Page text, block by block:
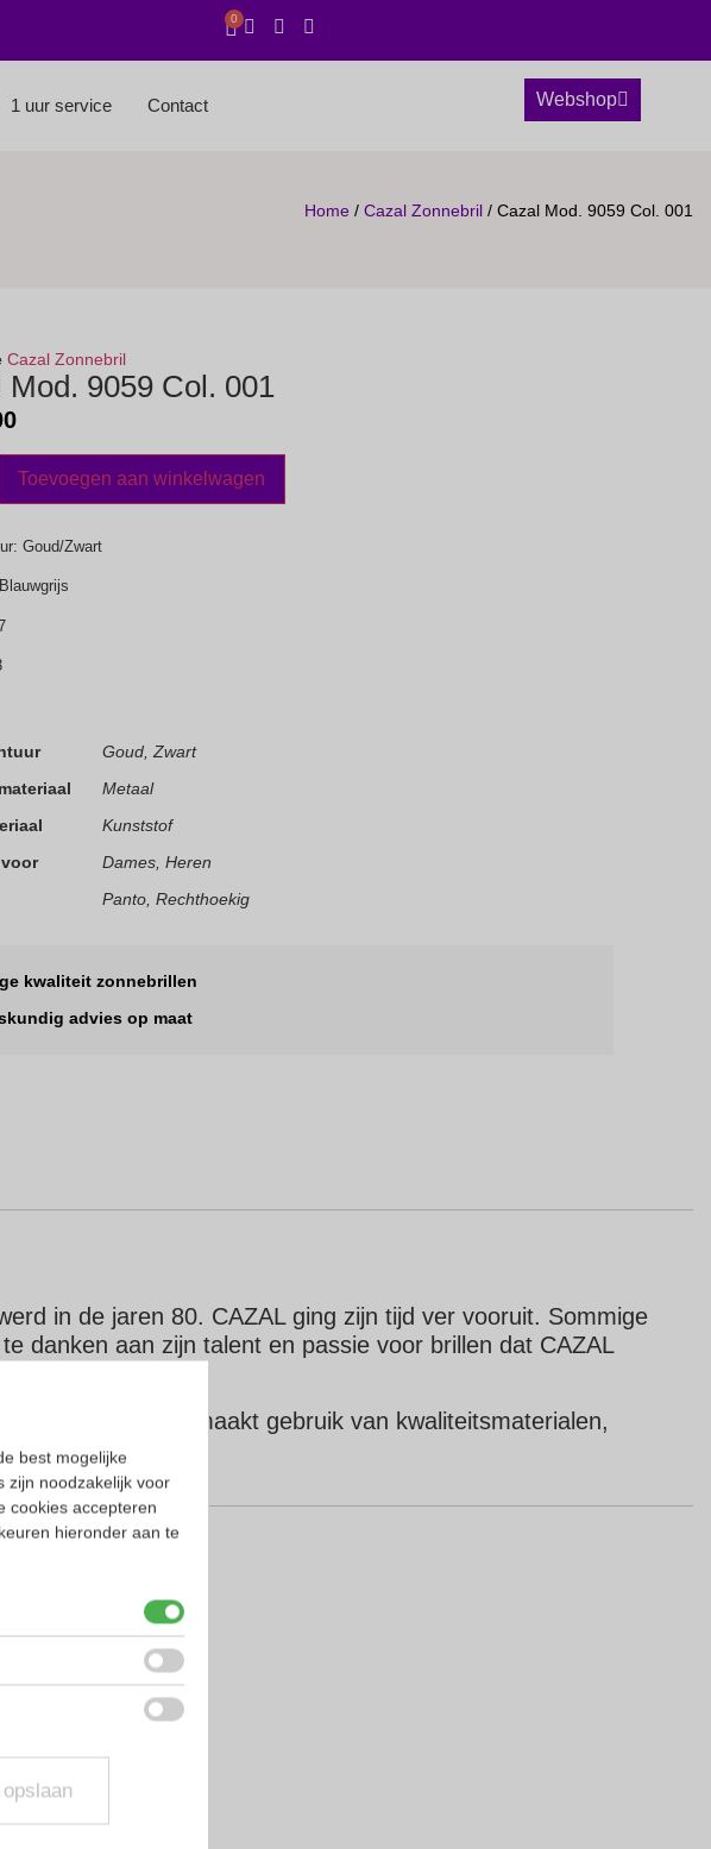
0
1 uur service Contact Webshop
Home / Cazal Zonnebril / Cazal Mod. 9059 Col. 001
Cazal Zonnebril
Mod. 9059 Col. 001
Toevoegen aan winkelwagen
Goud/Zwart
Goud, Zwart
Metaal
Kunststof
Dames, Heren
Panto, Rechthoekig
kwaliteit zonnebrillen
advies op maat
in de jaren 80. CAZAL ging zijn tijd ver vooruit. Sommige
danken aan zijn talent en passie voor brillen dat CAZAL
wereld.
Cazal maakt gebruik van kwaliteitsmaterialen,
best mogelijke
zijn noodzakelijk voor
cookies accepteren
hieronder aan te